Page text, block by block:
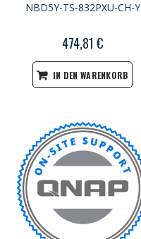
NBD5Y-TS-832PXU-CH-Y
474,81 €
IN DEN WARENKORB